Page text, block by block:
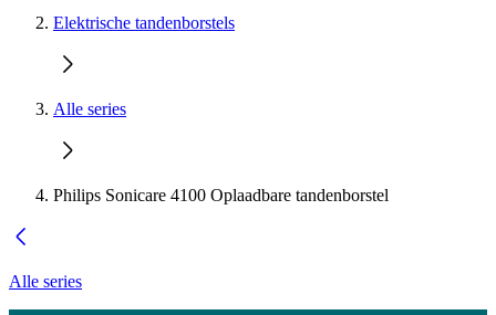
Elektrische tandenborstels
Alle series
Philips Sonicare 4100 Oplaadbare tandenborstel
Alle series